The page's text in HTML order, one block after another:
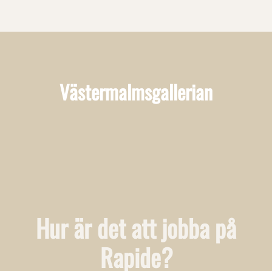
Västermalmsgallerian
Hur är det att jobba på
Rapide?